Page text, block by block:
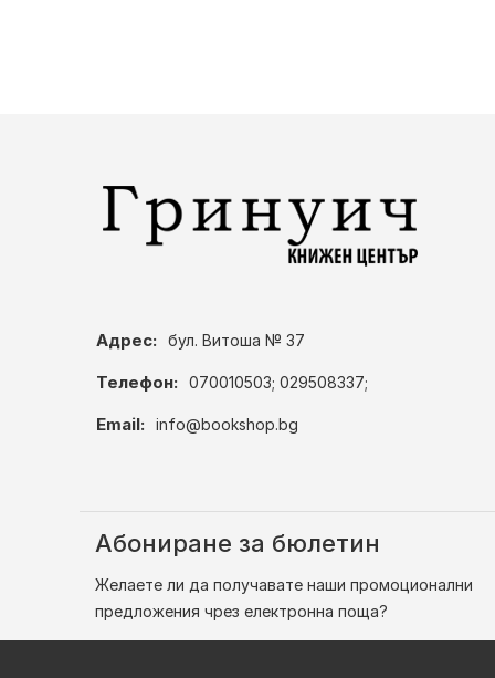
Адрес: бул. Витоша № 37
Телефон: 070010503; 029508337;
Email: info@bookshop.bg
Абониране за бюлетин
Желаете ли да получавате наши промоционални
предложения чрез електронна поща?